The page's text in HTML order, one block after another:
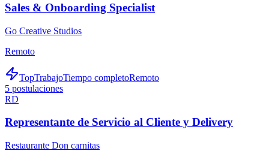
Sales & Onboarding Specialist
Go Creative Studios
Remoto
TopTrabajoTiempo completoRemoto
5 postulaciones
RD
Representante de Servicio al Cliente y Delivery
Restaurante Don carnitas